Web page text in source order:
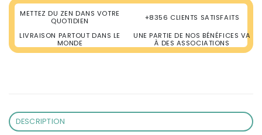
METTEZ DU ZEN DANS VOTRE
QUOTIDIEN
+8356 CLIENTS SATISFAITS
LIVRAISON PARTOUT DANS LE
MONDE
UNE PARTIE DE NOS BÉNÉFICES VA
À DES ASSOCIATIONS
DESCRIPTION